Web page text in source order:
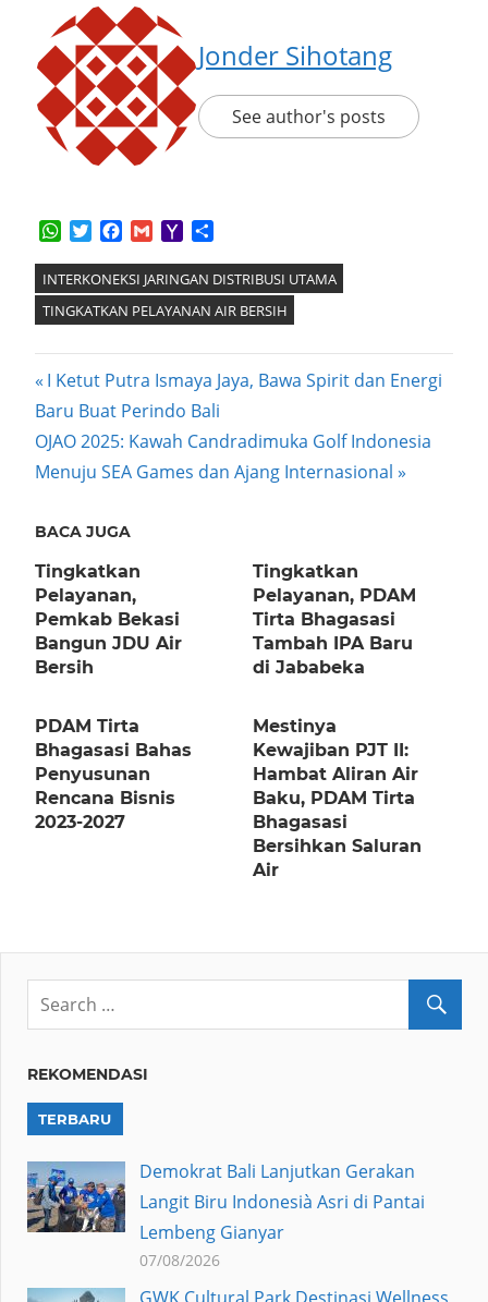
Jonder Sihotang
See author's posts
WhatsApp
TwitterFacebook
GmailYahoo
INTERKONEKSI JARINGAN DISTRIBUSI UTAMA
TINGKATKAN PELAYANAN AIR BERSIH
Post
navigation
Previous
Post:
I Ketut Putra Ismaya Jaya, Bawa Spirit dan Energi
Baru Buat Perindo Bali
Next
Post:
OJAO 2025: Kawah Candradimuka Golf Indonesia
Menuju SEA Games dan Ajang Internasional
BACA JUGA
Tingkatkan
Pelayanan,
Pemkab Bekasi
Bangun JDU Air
Bersih
Tingkatkan
Pelayanan, PDAM
Tirta Bhagasasi
Tambah IPA Baru
di Jababeka
PDAM Tirta
Bhagasasi Bahas
Penyusunan
Rencana Bisnis
2023-2027
Mestinya
Kewajiban PJT II:
Hambat Aliran Air
Baku, PDAM Tirta
Bhagasasi
Bersihkan Saluran
Air
REKOMENDASI
TERBARU
Demokrat Bali Lanjutkan Gerakan
Langit Biru Indonesià Asri di Pantai
Lembeng Gianyar
07/08/2026